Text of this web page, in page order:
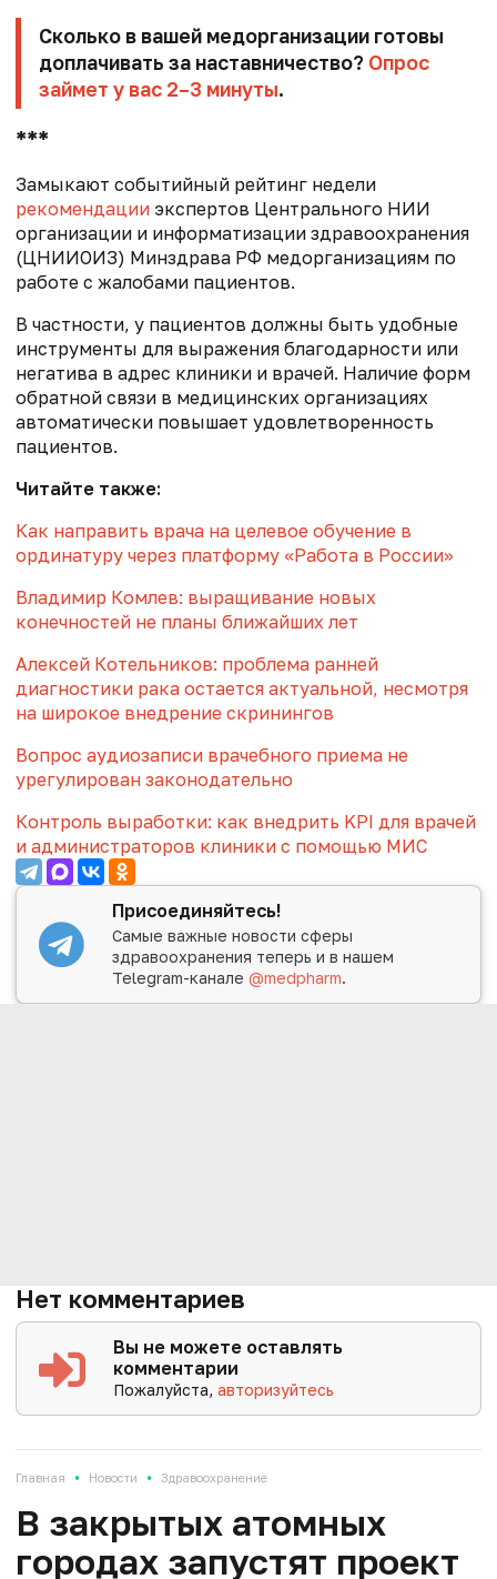
Сколько в вашей медорганизации готовы
доплачивать за наставничество? Опрос
займет у вас 2–3 минуты.
***
Замыкают событийный рейтинг недели
рекомендации экспертов Центрального НИИ
организации и информатизации здравоохранения
(ЦНИИОИЗ) Минздрава РФ медорганизациям по
работе с жалобами пациентов.
В частности, у пациентов должны быть удобные
инструменты для выражения благодарности или
негатива в адрес клиники и врачей. Наличие форм
обратной связи в медицинских организациях
автоматически повышает удовлетворенность
пациентов.
Читайте также:
Как направить врача на целевое обучение в
ординатуру через платформу «Работа в России»
Владимир Комлев: выращивание новых
конечностей не планы ближайших лет
Алексей Котельников: проблема ранней
диагностики рака остается актуальной, несмотря
на широкое внедрение скринингов
Вопрос аудиозаписи врачебного приема не
урегулирован законодательно
Контроль выработки: как внедрить KPI для врачей
и администраторов клиники с помощью МИС
Присоединяйтесь!
Самые важные новости сферы
здравоохранения теперь и в нашем
Telegram-канале@medpharm.
Нет комментариев
Вы не можете оставлять
комментарии
Пожалуйста,авторизуйтесь
Главная • Новости • Здравоохранение
В закрытых атомных
городах запустят проект